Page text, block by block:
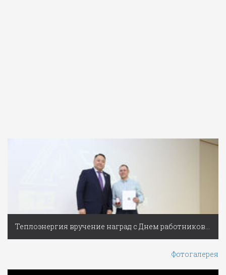
Теплоэнергия вручение наград с Днем работников ЖКХ
Фотогалерея